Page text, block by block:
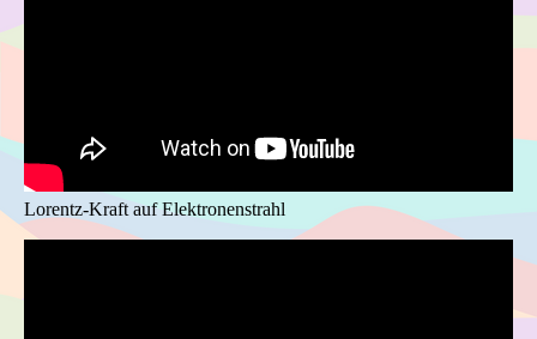
Lorentz-Kraft auf Elektronenstrahl